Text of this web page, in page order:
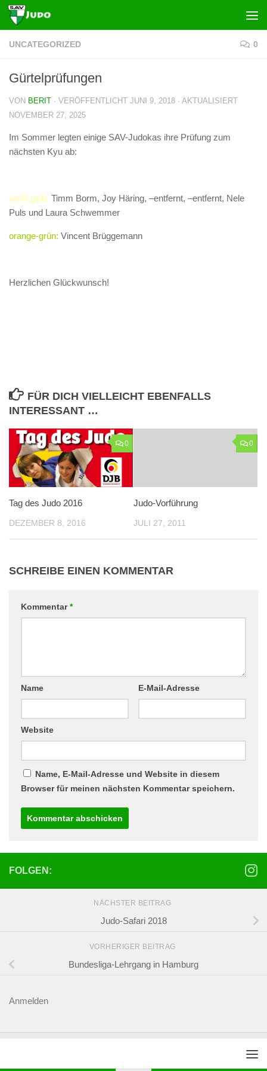
Zum Inhalt springen
UNCATEGORIZED 0
Gürtelprüfungen
VON BERIT · VERÖFFENTLICHT JUNI 9, 2018 · AKTUALISIERT
NOVEMBER 27, 2025
Im Sommer legten einige SAV-Judokas ihre Prüfung zum
nächsten Kyu ab:
weiß-gelb: Timm Borm, Joy Häring, –entfernt, –entfernt, Nele
Puls und Laura Schwemmer
orange-grün: Vincent Brüggemann
Herzlichen Glückwunsch!
FÜR DICH VIELLEICHT EBENFALLS
INTERESSANT …
0
Tag des Judo 2016
DEZEMBER 8, 2016
0
Judo-Vorführung
JULI 27, 2011
SCHREIBE EINEN KOMMENTAR
Kommentar*
Name E-Mail-Adresse
Website
Name, E-Mail-Adresse und Website in diesem
Browser für meinen nächsten Kommentar speichern.
FOLGEN:
NÄCHSTER BEITRAG
Judo-Safari 2018
VORHERIGER BEITRAG
Bundesliga-Lehrgang in Hamburg
Anmelden